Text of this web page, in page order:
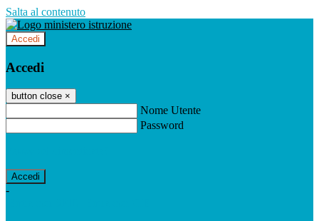
Salta al contenuto
Accedi
Accedi
button close ×
Nome Utente
Password
-